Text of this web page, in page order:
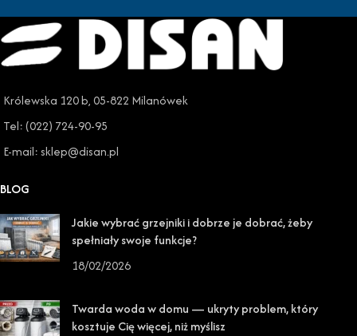
Królewska 120 b, 05-822 Milanówek
Tel: (022) 724-90-95
E-mail: sklep@disan.pl
BLOG
Jakie wybrać grzejniki i dobrze je dobrać, żeby
spełniały swoje funkcje?
18/02/2026
Twarda woda w domu — ukryty problem, który
kosztuje Cię więcej, niż myślisz